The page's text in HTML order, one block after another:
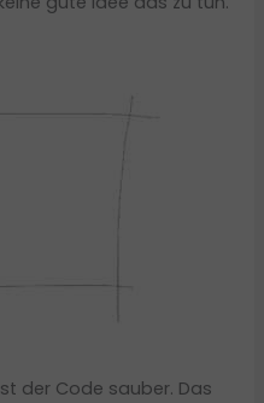
der Code sauber. Das